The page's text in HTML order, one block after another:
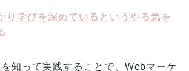
り学びを深めているというやる気を
知って実践することで、Webマーケ